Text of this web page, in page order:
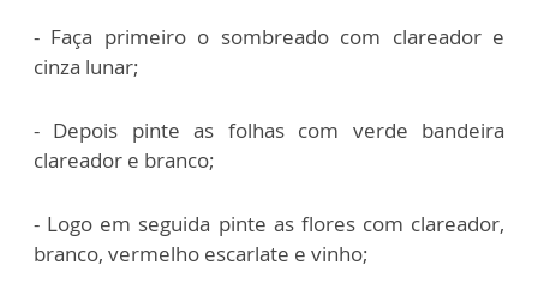
- Faça primeiro o sombreado com clareador e
cinza lunar;
- Depois pinte as folhas com verde bandeira
clareador e branco;
- Logo em seguida pinte as flores com clareador,
branco, vermelho escarlate e vinho;